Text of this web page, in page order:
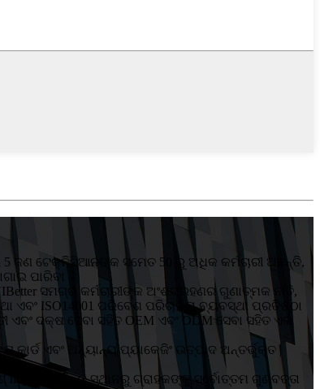
ଜଣ ଟେକ୍ନିସିଆନଙ୍କ ସମେତ 50 ରୁ ଅଧିକ କର୍ମଚାରୀ ଅଛନ୍ତି,
ପାରିବା |
ସମଗ୍ର କର୍ମଚାରୀଙ୍କ ଅଂଶଗ୍ରହଣର ଗୁଣାତ୍ମକ ନୀତି,
ISO14001 ପରିବେଶ ପରିଚାଳନା ବ୍ୟବସ୍ଥା ପ୍ରତିଷ୍ଠା
ଦକ୍ଷ ସେବା ସହିତ OEM ଏବଂ ODM ସେବା ସହିତ ଏକ
ଏବଂ ଅନ୍ୟାନ୍ୟ ପ୍ୟାକେଜିଂ ଉତ୍ପାଦ ଅନ୍ତର୍ଭୁକ୍ତ |
ର ବିଭିନ୍ନ ସ୍ଥାନରୁ ଗ୍ରାହକଙ୍କୁ ସର୍ବୋତ୍ତମ ଗୁଣବତ୍ତା